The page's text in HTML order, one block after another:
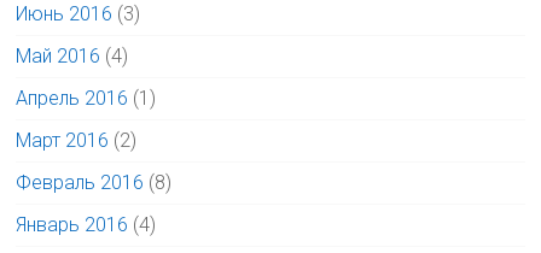
Июнь 2016 (3)
Май 2016 (4)
Апрель 2016 (1)
Март 2016 (2)
Февраль 2016 (8)
Январь 2016 (4)